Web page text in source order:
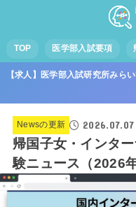
TOP 医学部入試要項
【求人】医学部入試研究所みら
Newsの更新 2026.07.07
帰国子女・インタ
験ニュース（2026